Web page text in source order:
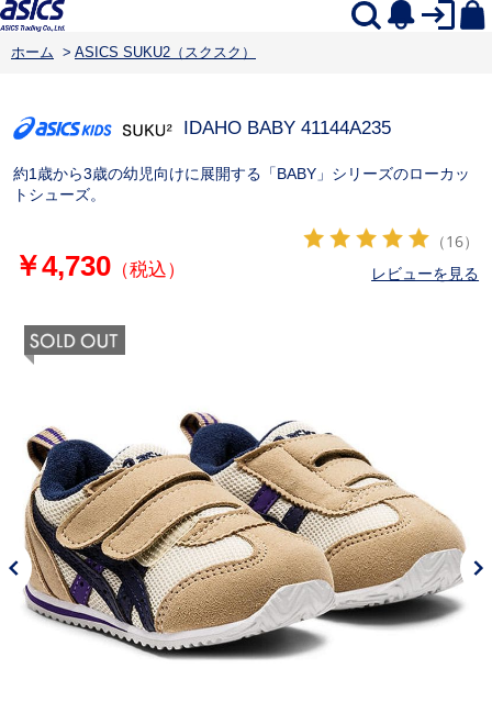
ホーム > ASICS SUKU2（スクスク）
IDAHO BABY 41144A235
約1歳から3歳の幼児向けに展開する「BABY」シリーズのローカッ
トシューズ。
￥4,730（税込）
（16）
レビューを見る